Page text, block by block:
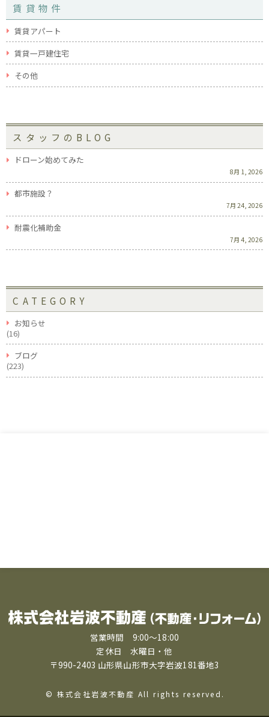
賃貸物件
賃貸アパート
賃貸一戸建住宅
その他
スタッフのBLOG
ドローン始めてみた
8月 1, 2026
都市施設？
7月 24, 2026
耐震化補助金
7月 4, 2026
CATEGORY
お知らせ
(16)
ブログ
(223)
営業時間 9:00〜18:00
定休日 水曜日・他
〒990-2403 山形県山形市大字岩波181番地3
© 株式会社岩波不動産 All rights reserved.